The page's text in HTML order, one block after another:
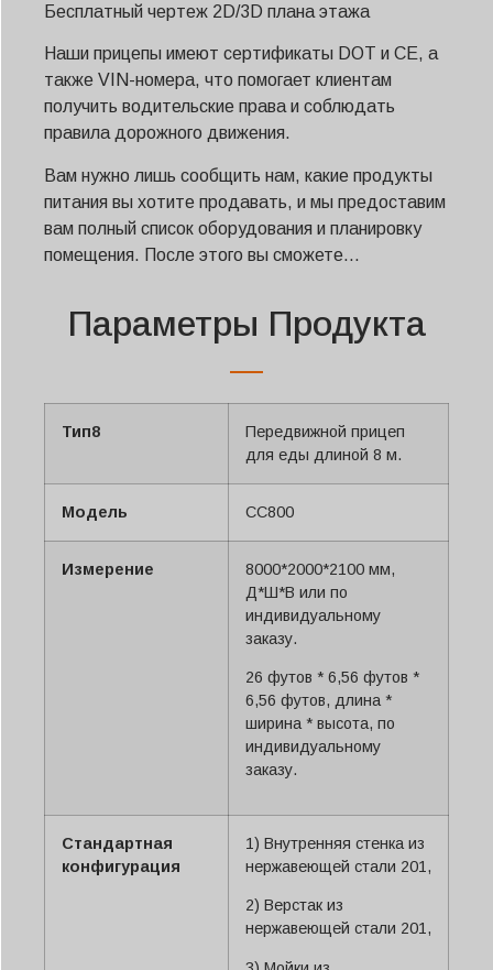
Бесплатный чертеж 2D/3D плана этажа
Наши прицепы имеют сертификаты DOT и CE, а
также VIN-номера, что помогает клиентам
получить водительские права и соблюдать
правила дорожного движения.
Вам нужно лишь сообщить нам, какие продукты
питания вы хотите продавать, и мы предоставим
вам полный список оборудования и планировку
помещения. После этого вы сможете...
Параметры Продукта
Тип8
Передвижной прицеп
для еды длиной 8 м.
Модель СС800
Измерение
8000*2000*2100 мм,
Д*Ш*В или по
индивидуальному
заказу.
26 футов * 6,56 футов *
6,56 футов, длина *
ширина * высота, по
индивидуальному
заказу.
Стандартная
конфигурация
1) Внутренняя стенка из
нержавеющей стали 201,
2) Верстак из
нержавеющей стали 201,
Slovenščina
Latviešu valoda
Hrvatski
Српски језик
Norsk nynorsk
Maori
Eesti
Български
Nederlands (België)
हिन्दी
Norsk bokmål
Slovenčina
Svenska